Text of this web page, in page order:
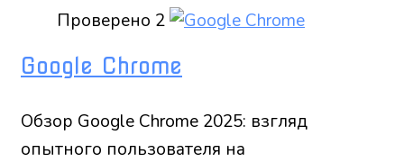
Проверено 2
Google Chrome
Обзор Google Chrome 2025: взгляд
опытного пользователя на